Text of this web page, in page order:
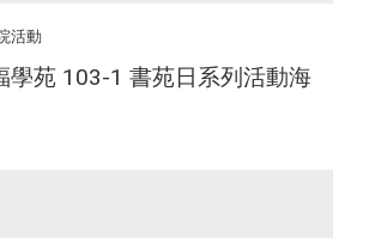
活動
學苑 103-1 書苑日系列活動海